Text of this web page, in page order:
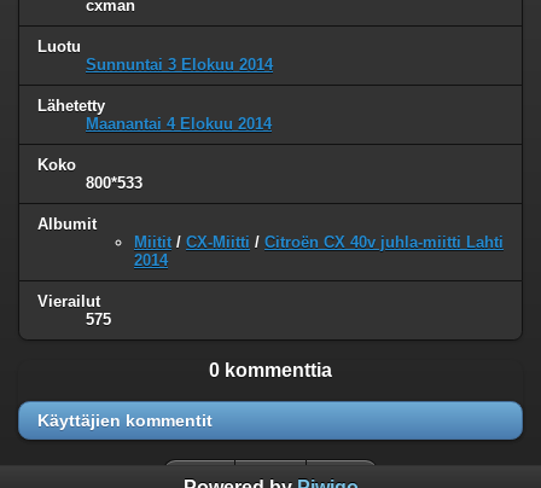
cxman
Luotu
Sunnuntai 3 Elokuu 2014
Lähetetty
Maanantai 4 Elokuu 2014
Koko
800*533
Albumit
Miitit / CX-Miitti / Citroën CX 40v juhla-miitti Lahti
2014
Vierailut
575
0 kommenttia
Käyttäjien kommentit